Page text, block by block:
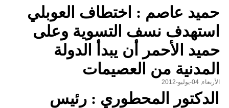
حميد عاصم : اختطاف العوبلي
استهدف نسف التسوية وعلى
حميد الأحمر أن يبدأ الدولة
المدنية من العصيمات
الأربعاء, 04-يوليو-2012
الدكتور المحطوري : رئيس